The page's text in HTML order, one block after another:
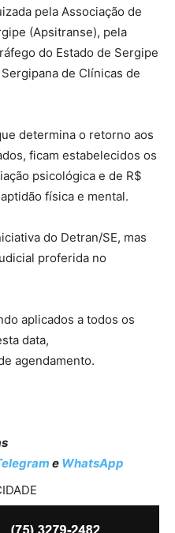
pela Associação de
(Apsitranse), pela
do Estado de Sergipe
de Clínicas de
determina o retorno aos
ficam estabelecidos os
psicológica e de R$
física e mental.
do Detran/SE, mas
proferida no
aplicados a todos os
data,
agendamento.
e WhatsApp